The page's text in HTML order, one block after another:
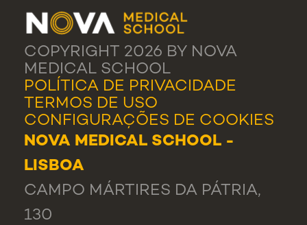
COPYRIGHT 2026 BY NOVA
MEDICAL SCHOOL
POLÍTICA DE PRIVACIDADE
TERMOS DE USO
CONFIGURAÇÕES DE COOKIES
NOVA MEDICAL SCHOOL -
LISBOA
CAMPO MÁRTIRES DA PÁTRIA,
130